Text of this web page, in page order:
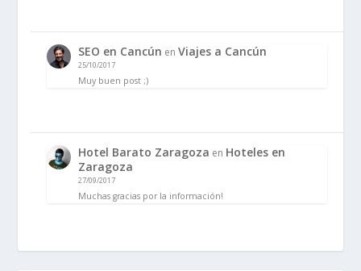
SEO en Cancún enViajes a Cancún
25/10/2017
Muy buen post ;)
Hotel Barato Zaragoza en Hoteles en
Zaragoza
27/09/2017
Muchas gracias por la información!